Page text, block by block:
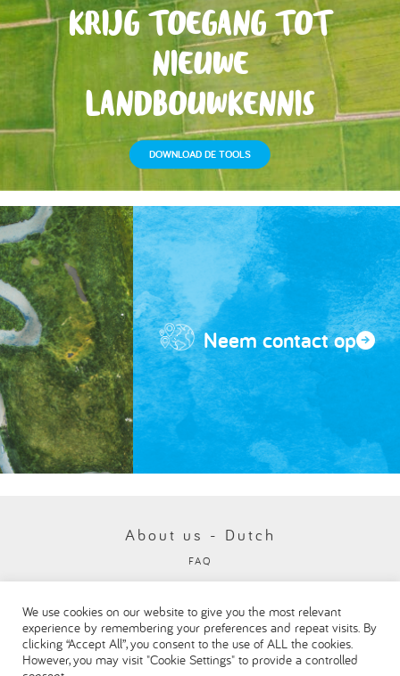
KRIJG TOEGANG TOT
NIEUWE
LANDBOUWKENNIS
DOWNLOAD DE TOOLS
Neem contact op
About us - Dutch
FAQ
Visit our Danone corporate website
We use cookies on our website to give you the most relevant
experience by remembering your preferences and repeat visits. By
clicking “Accept All”, you consent to the use of ALL the cookies.
However, you may visit "Cookie Settings" to provide a controlled